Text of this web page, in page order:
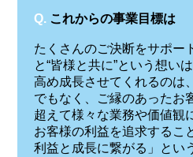
Q. これからの事業目標は
たくさんのご決断をサポー
と“皆様と共に”という想い
高め成長させてくれるのは
でもなく、ご縁のあったお
超えて様々な業務や価値観
お客様の利益を追求するこ
利益と成長に繋がる」とい